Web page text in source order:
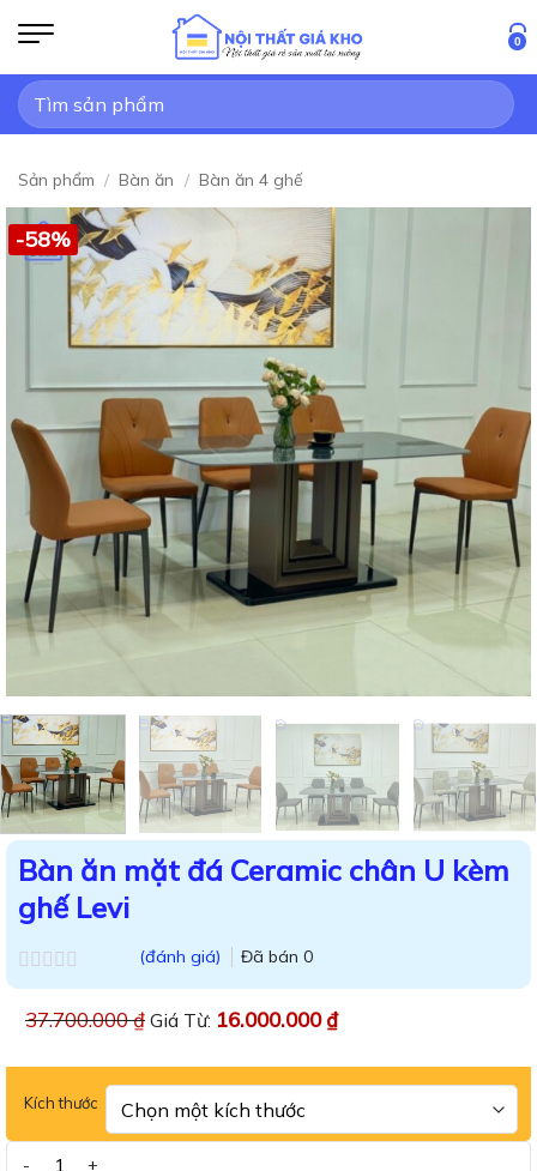
qua
nội
dung
0
Tìm
kiếm:
Sản phẩm / Bàn ăn / Bàn ăn 4 ghế
-58%
Bàn ăn mặt đá Ceramic chân U kèm
ghế Levi
Được
hạng
5
(đánh giá) Đã bán 0
37.700.000₫ Giá Từ: 16.000.000₫
Kích thước